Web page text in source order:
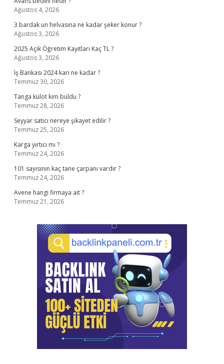
Ağustos 4, 2026
3 bardak un helvasına ne kadar şeker konur ?
Ağustos 3, 2026
2025 Açık Öğretim Kayıtları Kaç TL ?
Ağustos 3, 2026
İş Bankası 2024 karı ne kadar ?
Temmuz 30, 2026
Tanga külot kim buldu ?
Temmuz 28, 2026
Seyyar satıcı nereye şikayet edilir ?
Temmuz 25, 2026
Karga yırtıcı mı ?
Temmuz 24, 2026
101 sayısının kaç tane çarpanı vardır ?
Temmuz 24, 2026
Avene hangi firmaya ait ?
Temmuz 21, 2026